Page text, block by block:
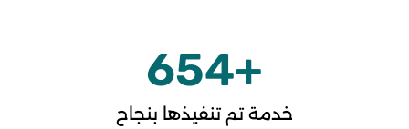
خدمة تم تنفيذها بنجاح
+
654